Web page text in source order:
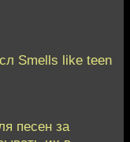
Smells like teen
песен за